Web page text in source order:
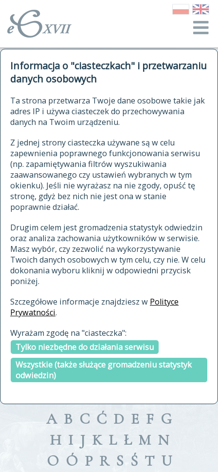
Informacja o "ciasteczkach" i przetwarzaniu
danych osobowych
Ta strona przetwarza Twoje dane osobowe takie jak
adres IP i używa ciasteczek do przechowywania
danych na Twoim urządzeniu.
Z jednej strony ciasteczka używane są w celu
zapewnienia poprawnego funkcjonowania serwisu
(np. zapamiętywania filtrów wyszukiwania
zaawansowanego czy ustawień wybranych w tym
okienku). Jeśli nie wyrażasz na nie zgody, opuść tę
stronę, gdyż bez nich nie jest ona w stanie
poprawnie działać.
Drugim celem jest gromadzenia statystyk odwiedzin
oraz analiza zachowania użytkowników w serwisie.
Masz wybór, czy zezwolić na wykorzystywanie
Twoich danych osobowych w tym celu, czy nie. W celu
dokonania wyboru kliknij w odpowiedni przycisk
poniżej.
Szczegółowe informacje znajdziesz w Polityce
Prywatności.
Wyrażam zgodę na "ciasteczka":
Tylko niezbędne do działania serwisu
Wszystkie (także służące gromadzeniu statystyk
odwiedzin)
autorzy Słownika
historia
publikacje
źródła
autorzy tekstów źródłowych
zasady opracowania
statystyki
najnowsze hasła
ostatnio zmodyfikowane hasła
materiały archiwalne
cytowanie
kontakt
kwerendy
jak cytować Słownik
ELEKTRONICZNY SŁOWNIK
JĘZYKA POLSKIEGO
XVII I XVIII WIEKU
znajdź hasła
zaczynające się od
indeksie
a fronte
a tergo
A B C Ć D E F G
H I J K L Ł M N
O Ó P R S Ś T U